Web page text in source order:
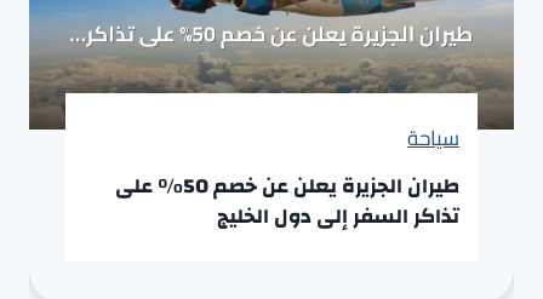
سياحة
طيران الجزيرة يعلن عن خصم 50% على
تذاكر السفر إلى دول الخليج